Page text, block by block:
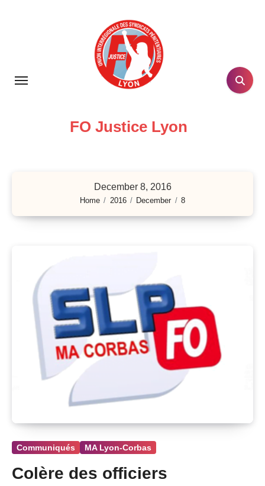
FO Justice Lyon
December 8, 2016
Home 2016 December 8
Communiqués MA Lyon-Corbas
Colère des officiers